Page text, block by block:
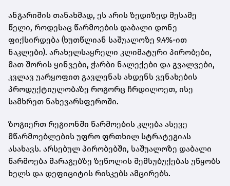
ანგარიშის თანახმად, ეს არის ზედიზედ მესამე
წელი, როდესაც წარმოების დაბალი დონე
ფიქსირდება (ხუთწლიან საშუალოზე 9.4%-ით
ნაკლები). არახელსაყრელი კლიმატური პირობები,
მათ შორის ყინვები, ჭარბი ნალექები და გვალვები,
კვლავ უარყოფით გავლენას ახდენს ვენახების
პროდუქტიულობაზე როგორც ჩრდილოეთ, ისე
სამხრეთ ნახევარსფეროში.
ზოგიერთ რეგიონში წარმოების კლება ასევე
მწარმოებლების უფრო ფრთხილ სტრატეგიას
ასახავს. არსებულ პირობებში, საშუალოზე დაბალი
წარმოება მარაგებზე ზეწოლის შემსუბუქებას უწყობს
ხელს და დეფიციტის რისკებს ამცირებს.